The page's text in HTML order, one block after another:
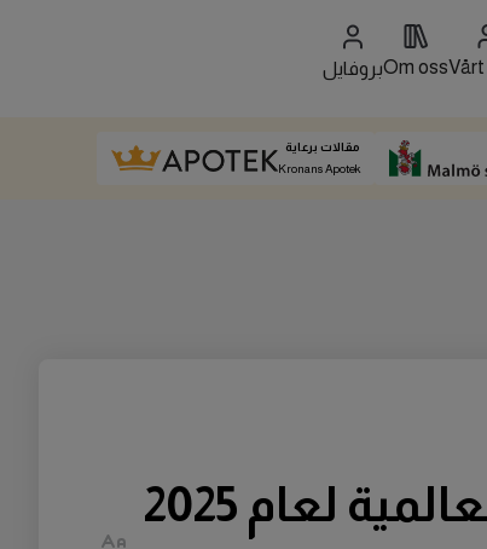
Om ossبروفايل
مقالات برعاية
Kronans Apotek
لعام 2025